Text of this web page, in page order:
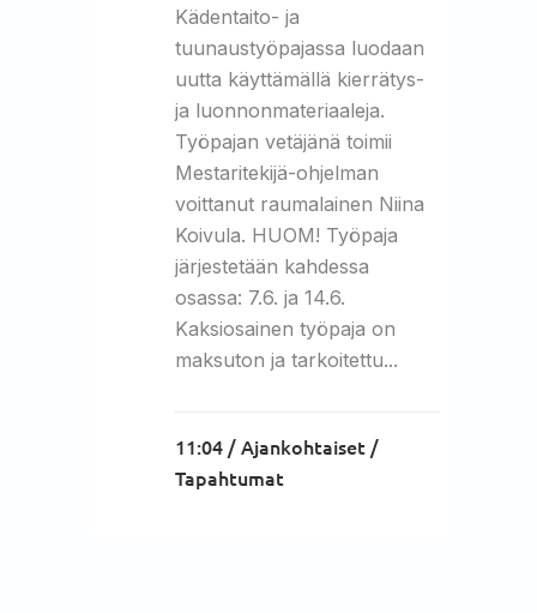
Kädentaito- ja
tuunaustyöpajassa luodaan
uutta käyttämällä kierrätys-
ja luonnonmateriaaleja.
Työpajan vetäjänä toimii
Mestaritekijä-ohjelman
voittanut raumalainen Niina
Koivula. HUOM! Työpaja
järjestetään kahdessa
osassa: 7.6. ja 14.6.
Kaksiosainen työpaja on
maksuton ja tarkoitettu...
11:04 /Ajankohtaiset /
Tapahtumat